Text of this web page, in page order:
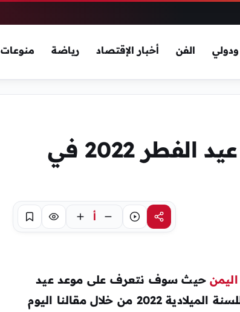
الفن أخبار الإقتصاد رياضة منوعات
متى بداية اول شهر شوال عيد الفطر 2022 في
مشاركةاستماع أ تركيز حفظ
اليمنحيث سوف نتعرف على موعد عيد
الفطر او عيد رمضان المبارك في اليمن 1443 للسنة الميلادية 2022 من خلال مقالنا اليوم